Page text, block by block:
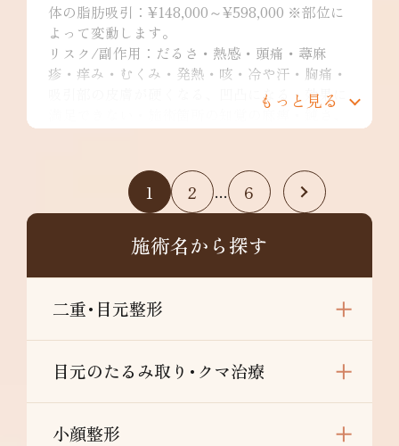
体の脂肪吸引：¥148,000～¥598,000 ※部位に
よって変動します。
リスク/副作用：だるさ・熱感・頭痛・蕁麻
疹・痒み・むくみ・発熱・咳・冷や汗・胸痛・
吸引部の皮膚が硬くなる、凹凸になる・効果に
満足できない・施術箇所の知覚の麻痺・鈍さ、
しびれ・皮膚の色素沈着などを生じることがあ
二の腕全周：¥349,800～
リスク/副作用：だるさ・熱感・頭痛・蕁麻
疹・痒み・むくみ・発熱・咳・冷や汗・胸痛・
吸引部の皮膚が硬くなる、凹凸になる・効果に
満足できない・施術箇所の知覚の麻痺・鈍さ、
しびれ・皮膚の色素沈着など
肩：¥148,000～
リスク/副作用：だるさ・熱感・頭痛・蕁麻
疹・痒み・むくみ・発熱・咳・冷や汗・胸痛・
吸引部の皮膚が硬くなる、凹凸になる・効果に
満足できない・施術箇所の知覚の麻痺・鈍さ、
しびれ・皮膚の色素沈着などを生じることがあ
ります。
もっと見る
1 2 … 6
施術名から探す
二重･目元整形
目元のたるみ取り･クマ治療
小顔整形